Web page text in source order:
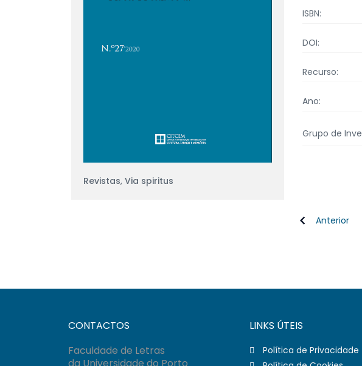
Revistas, Via spiritus
ISBN:
DOI:
Recurso:
Ano:
Grupo de
Anterior
CONTACTOS
Faculdade de Letras
LINKS ÚTEIS
Política de Privacidade